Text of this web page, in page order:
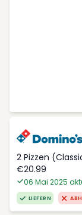
2 Pizzen
€20.99
06 Mai 2025
LIEFERN